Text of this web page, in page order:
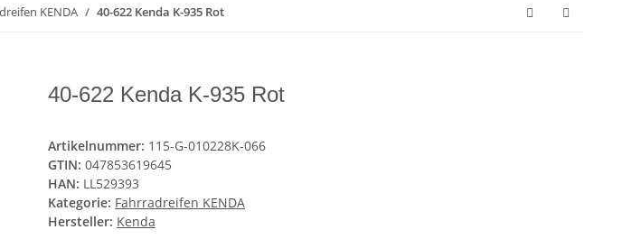
KENDA 40-622 Kenda K-935 Rot
40-622 Kenda K-935 Rot
Artikelnummer: 115-G-010228K-066
GTIN: 047853619645
HAN: LL529393
Kategorie: Fahrradreifen KENDA
Hersteller: Kenda